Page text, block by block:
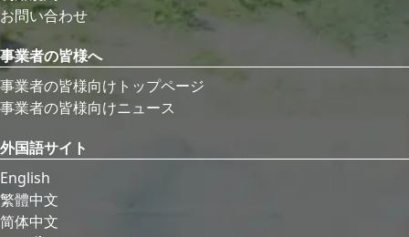
お問い合わせ
事業者の皆様へ
事業者の皆様向けトップページ
事業者の皆様向けニュース
外国語サイト
English
繁體中文
简体中文